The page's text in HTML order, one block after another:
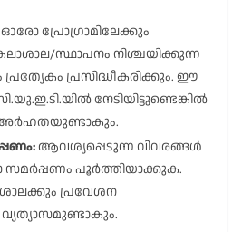
ഓരോ പ്രോഗ്രാമിലേക്കും
സ്ഥാപനം നിശ്ചയിക്കുന്ന
പ്രസിദ്ധീകരിക്കും. ഈ
നേടിയിട്ടുണ്ടെങ്കിൽ
അർഹതയുണ്ടാകും.
ആവശ്യപ്പെടുന്ന വിവരങ്ങൾ
പൂർത്തിയാക്കുക.
പ്രവേശന